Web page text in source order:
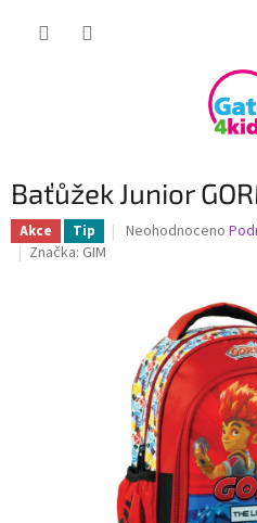
Baťůžek Junior
Akce Tip
Průměrné
hvězdiček.
Neohodnoceno
Značka: GIM